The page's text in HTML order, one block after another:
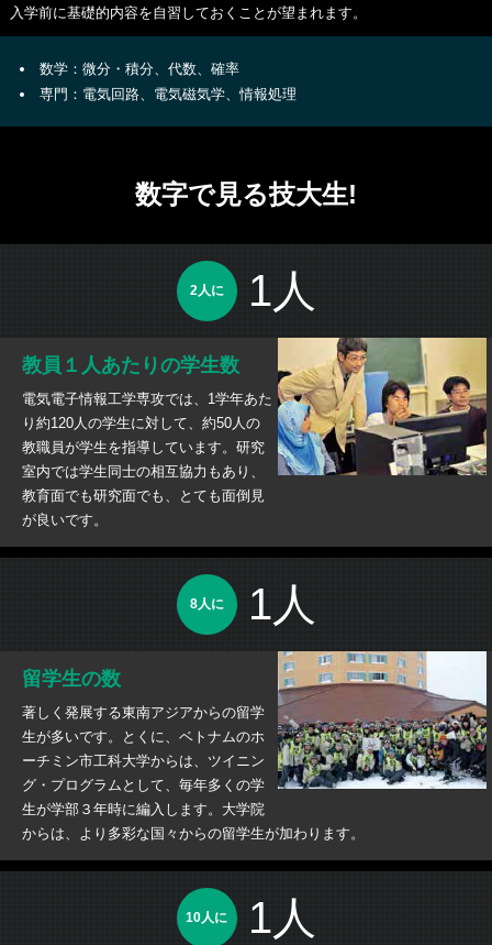
入学前に基礎的内容を自習しておくことが望まれます。
数学：微分・積分、代数、確率
専門：電気回路、電気磁気学、情報処理
数字で見る技大生!
2人に 1人
教員１人あたりの学生数
電気電子情報工学専攻では、1学年あた
り約120人の学生に対して、約50人の
教職員が学生を指導しています。研究
室内では学生同士の相互協力もあり、
教育面でも研究面でも、とても面倒見
が良いです。
8人に 1人
留学生の数
著しく発展する東南アジアからの留学
生が多いです。とくに、ベトナムのホ
ーチミン市工科大学からは、ツイニン
グ・プログラムとして、毎年多くの学
生が学部３年時に編入します。大学院
からは、より多彩な国々からの留学生が加わります。
10人に 1人